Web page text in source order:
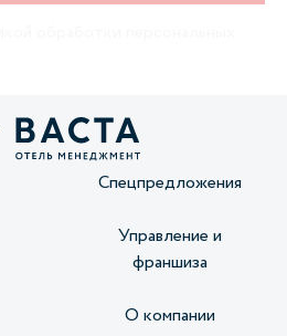
Спецпредложения
Управление и
франшиза
О компании